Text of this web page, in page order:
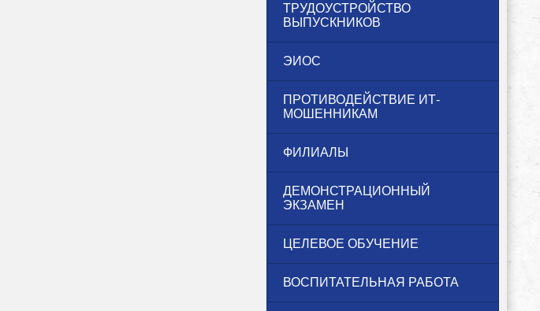
ТРУДОУСТРОЙСТВО
ВЫПУСКНИКОВ
ЭИОС
ПРОТИВОДЕЙСТВИЕ ИТ-
МОШЕННИКАМ
ФИЛИАЛЫ
ДЕМОНСТРАЦИОННЫЙ
ЭКЗАМЕН
ЦЕЛЕВОЕ ОБУЧЕНИЕ
ВОСПИТАТЕЛЬНАЯ РАБОТА